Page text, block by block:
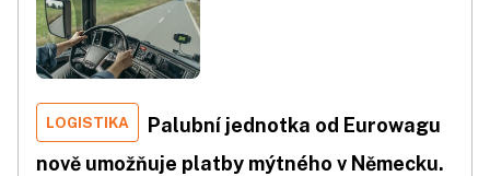
LOGISTIKA
Palubní jednotka od Eurowagu
nově umožňuje platby mýtného v Německu.